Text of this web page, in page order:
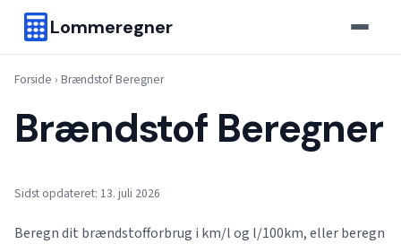
Lommeregner
Forside › Brændstof Beregner
Brændstof Beregner
Sidst opdateret: 13. juli 2026
Beregn dit brændstofforbrug i km/l og l/100km, eller beregn